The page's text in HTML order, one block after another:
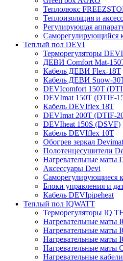
Теплолюкс
Теплоизоляция и
Регулирующая
Cаморегулирующийся
Теплый пол DEVI
Терморегуляторы DEVI
ДЕВИ Comfort Mat-
Кабель ДЕВИ Flex-18T
Кабель ДЕВИ Snow-
DEVIcomfort 150T
DEVImat 150T (DTIF-
Кабель DEVIflex 18T
DEVImat 200T (DTIF-
DEVIheat 150S (DSVF)
Кабель DEVIflex 10T
Обогрев зеркал
Полотенцесушители
Нагревательные маты
Аксессуары Devi
Саморегулирующиеся
Блоки управления и
Кабель DEVIpipeheat
Теплый пол IQWATT
Терморегуляторы IQ
Нагревательные маты
Нагревательные маты
Нагревательные
Нагревательные маты
Нагревательные